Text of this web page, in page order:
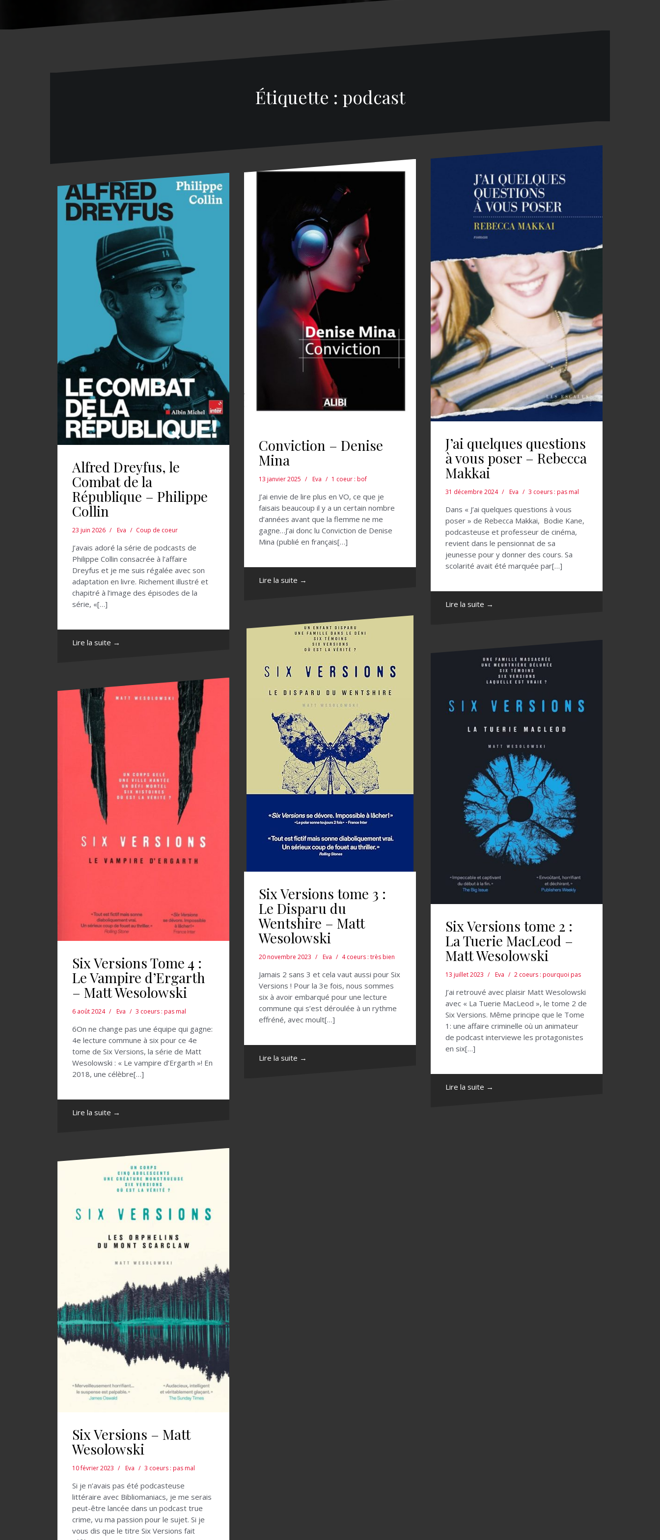
Étiquette : podcast
Alfred Dreyfus, le
Combat de la
République – Philippe
Collin
23 juin 2026 Eva Coup de coeur
J’avais adoré la série de podcasts de
Philippe Collin consacrée à l’affaire
Dreyfus et je me suis régalée avec son
adaptation en livre. Richement illustré et
chapitré à l’image des épisodes de la
série, «[…]
Lire la suite →
Conviction – Denise
Mina
13 janvier 2025 Eva 1 coeur : bof
J’ai envie de lire plus en VO, ce que je
faisais beaucoup il y a un certain nombre
d’années avant que la flemme ne me
gagne…J’ai donc lu Conviction de Denise
Mina (publié en français[…]
Lire la suite →
J’ai quelques questions
à vous poser – Rebecca
Makkai
31 décembre 2024 Eva 3 coeurs : pas mal
Dans « J’ai quelques questions à vous
poser » de Rebecca Makkai, Bodie Kane,
podcasteuse et professeur de cinéma,
revient dans le pensionnat de sa
jeunesse pour y donner des cours. Sa
scolarité avait été marquée par[…]
Lire la suite →
Six Versions Tome 4 :
Le Vampire d’Ergarth
– Matt Wesolowski
6 août 2024 Eva 3 coeurs : pas mal
6On ne change pas une équipe qui gagne:
4e lecture commune à six pour ce 4e
tome de Six Versions, la série de Matt
Wesolowski : « Le vampire d’Ergarth »! En
2018, une célèbre[…]
Lire la suite →
Six Versions tome 3 :
Le Disparu du
Wentshire – Matt
Wesolowski
20 novembre 2023 Eva 4 coeurs : très bien
Jamais 2 sans 3 et cela vaut aussi pour Six
Versions ! Pour la 3e fois, nous sommes
six à avoir embarqué pour une lecture
commune qui s’est déroulée à un rythme
effréné, avec moult[…]
Lire la suite →
Six Versions tome 2 :
La Tuerie MacLeod –
Matt Wesolowski
13 juillet 2023 Eva 2 coeurs : pourquoi pas
J’ai retrouvé avec plaisir Matt Wesolowski
avec « La Tuerie MacLeod », le tome 2 de
Six Versions. Même principe que le Tome
1: une affaire criminelle où un animateur
de podcast interviewe les protagonistes
en six[…]
Lire la suite →
Six Versions – Matt
Wesolowski
10 février 2023 Eva 3 coeurs : pas mal
Si je n’avais pas été podcasteuse
littéraire avec Bibliomaniacs, je me serais
peut-être lancée dans un podcast true
crime, vu ma passion pour le sujet. Si je
vous dis que le titre Six Versions fait